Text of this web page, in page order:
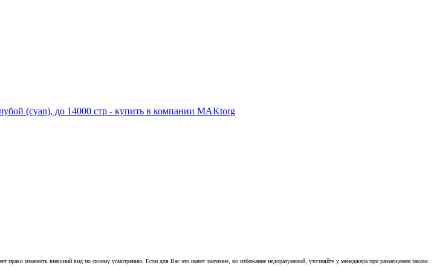
право изменить внешний вид по своему усмотрению. Если для Вас это имеет значение, во избежание недоразумений, уточняйте у менеджера при размещении заказа.